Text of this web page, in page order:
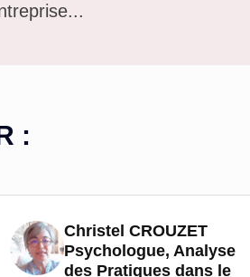
:
Christel CROUZET
Psychologue, Analyse
des Pratiques dans le